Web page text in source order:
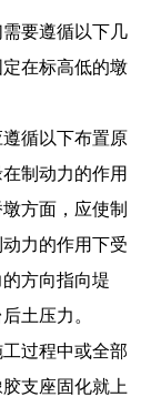
要遵循以下几
在标高低的墩
循以下布置原
制动力的作用
方面，应使制
力的作用下受
方向指向堤
土压力。
过程中或全部
支座固化就上